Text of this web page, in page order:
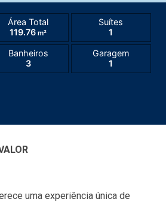
Área Total
119.76 m²
Suítes
1
Banheiros
3
Garagem
1
uma experiência única de